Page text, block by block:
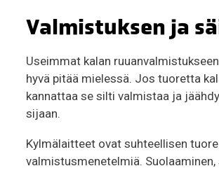
Valmistuksen ja
Useimmat kalan
hyvä pitää mielessä. Jos tuoretta
kannattaa se silti valmistaa ja
sijaan.
Kylmälaitteet ovat suhteellisen
valmistusmenetelmiä.